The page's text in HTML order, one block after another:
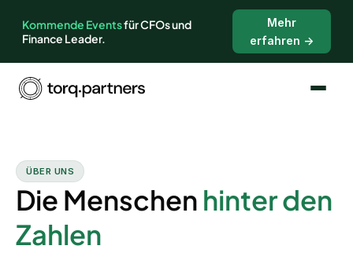
Kommende Eventsfür CFOs und
Finance Leader.
Mehr
erfahren →
ÜBER UNS
Die Menschen hinter den
Zahlen